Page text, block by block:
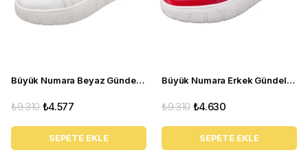
Büyük Numara Beyaz Gündelik Erkek Spor Ayakkabı - CK01 Beyaz
₺4.577
₺9.310
SEPETE EKLE
Büyük Numara Erkek Gündelik Spor Ayakkabı - CK141 Kırmızı
₺4.630
₺9.310
SEPETE EKLE